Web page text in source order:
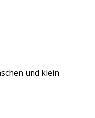
und klein